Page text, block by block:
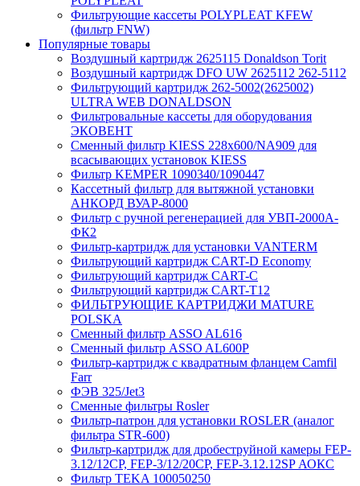
Фильтрующие кассеты POLYPLEAT KFEW
(фильтр FNW)
Популярные товары
Воздушный картридж 2625115 Donaldson Torit
Воздушный картридж DFO UW 2625112 262-5112
Фильтрующий картридж 262-5002(2625002)
ULTRA WEB DONALDSON
Фильтровальные кассеты для оборудования
ЭКОВЕНТ
Сменный фильтр KIESS 228х600/NA909 для
всасывающих установок KIESS
Фильтр KEMPER 1090340/1090447
Кассетный фильтр для вытяжной установки
АНКОРД ВУАР-8000
Фильтр с ручной регенерацией для УВП-2000А-
ФК2
Фильтр-картридж для установки VANTERM
Фильтрующий картридж CART-D Economy
Фильтрующий картридж CART-C
Фильтрующий картридж CART-T12
ФИЛЬТРУЮЩИЕ КАРТРИДЖИ MATURE
POLSKA
Сменный фильтр ASSO AL616
Сменный фильтр ASSO AL600P
Фильтр-картридж с квадратным фланцем Camfil
Farr
ФЭВ 325/Jet3
Сменные фильтры Rosler
Фильтр-патрон для установки ROSLER (аналог
фильтра STR-600)
Фильтр-картридж для дробеструйной камеры FEP-
3.12/12СР, FEP-3/12/20CP, FEP-3.12.12SP АОКС
Фильтр TEKA 100050250